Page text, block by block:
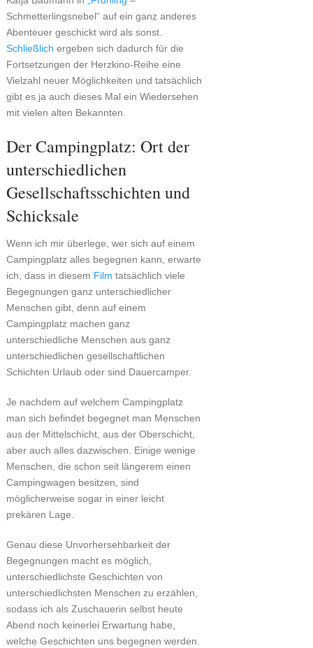
Schmetterlingsnebel“ auf ein ganz anderes
Abenteuer geschickt wird als sonst.
Schließlich ergeben sich dadurch für die
Fortsetzungen der Herzkino-Reihe eine
Vielzahl neuer Möglichkeiten und tatsächlich
gibt es ja auch dieses Mal ein Wiedersehen
mit vielen alten Bekannten.
Der Campingplatz: Ort der
unterschiedlichen
Gesellschaftsschichten und
Schicksale
Wenn ich mir überlege, wer sich auf einem
Campingplatz alles begegnen kann, erwarte
ich, dass in diesem Film tatsächlich viele
Begegnungen ganz unterschiedlicher
Menschen gibt, denn auf einem
Campingplatz machen ganz
unterschiedliche Menschen aus ganz
unterschiedlichen gesellschaftlichen
Schichten Urlaub oder sind Dauercamper.
Je nachdem auf welchem Campingplatz
man sich befindet begegnet man Menschen
aus der Mittelschicht, aus der Oberschicht,
aber auch alles dazwischen. Einige wenige
Menschen, die schon seit längerem einen
Campingwagen besitzen, sind
möglicherweise sogar in einer leicht
prekären Lage.
Genau diese Unvorhersehbarkeit der
Begegnungen macht es möglich,
unterschiedlichste Geschichten von
unterschiedlichsten Menschen zu erzählen,
sodass ich als Zuschauerin selbst heute
Abend noch keinerlei Erwartung habe,
welche Geschichten uns begegnen werden.